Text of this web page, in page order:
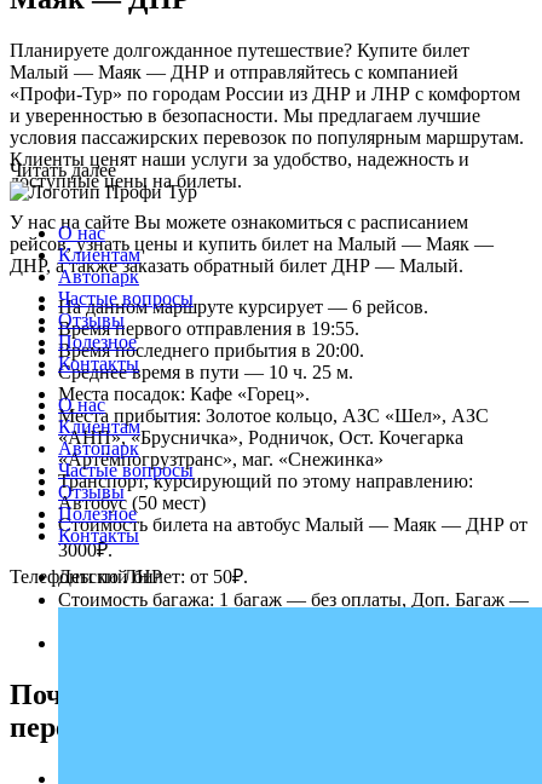
Планируете долгожданное путешествие? Купите билет
Малый — Маяк — ДНР и отправляйтесь с компанией
«Профи-Тур» по городам России из ДНР и ЛНР с комфортом
и уверенностью в безопасности. Мы предлагаем лучшие
условия пассажирских перевозок по популярным маршрутам.
Клиенты ценят наши услуги за удобство, надежность и
доступные цены на билеты.
У нас на сайте Вы можете ознакомиться с расписанием
рейсов, узнать цены и купить билет на Малый — Маяк —
ДНР, а также заказать обратный билет ДНР — Малый.
На данном маршруте курсирует — 6 рейсов.
Время первого отправления в 19:55.
Время последнего прибытия в 20:00.
Среднее время в пути — 10 ч. 25 м.
Места посадок: Кафе «Горец».
Места прибытия: Золотое кольцо, АЗС «Шел», АЗС
«АНП», «Брусничка», Родничок, Ост. Кочегарка
«Артёмпогрузтранс», маг. «Снежинка»
Транспорт, курсирующий по этому направлению:
Автобус (50 мест)
Стоимость билета на автобус Малый — Маяк — ДНР от
3000₽.
Детский билет: от 50₽.
Стоимость багажа: 1 багаж — без оплаты, Доп. Багаж —
Почему выбирают надежного
перевозчика «Профи-Тур»
Читать далее
О нас
Клиентам
Автопарк
Частые вопросы
Отзывы
Полезное
Контакты
О нас
Клиентам
Автопарк
Частые вопросы
Отзывы
Полезное
Контакты
Телефоны по ЛНР